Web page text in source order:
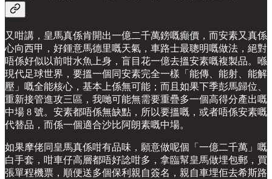
又咁講，皇馬真係肯開出一億二千萬鎊嘅癲價，而安素又真係
心向西甲，好鍾意馬德里嘅天氣，車路士最聰明嘅做法，絕對
唔係好似以前咁水魚上身，盲目花一億去搵安素嘅複製品。喺
現代足球世界，要搵一個同安素完全一樣「能傳、能射、能解
壓」嘅全能核心，基本上係無可能；而且如果下季彭馬歸位、
重新接管進攻三區，我哋可能無需要重疊多一個高得分產出嘅
中場 8 號。安素都唔係無缺點，所以要搵嘅，或者唔係安素嘅
代替品，而係一個適合沙比阿朗素嘅中場。
如果摩佬同皇馬真係咁有品味，願意做呢個「一億二千萬」嘅
白手套，咁車仔高層都唔好諗咁多，拿臨幫皇馬做埋包郵，買
張單程機票，順便送多個保利親自簽名，親自車埋佢去希斯路